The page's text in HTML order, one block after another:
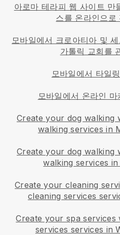
아로마 테라피 웹 사이트 만
스를 온라인으로
모바일에서 크로아티아 및
가톨릭 교회를
모바일에서 타일
모바일에서 온라인
Create your dog walking
walking services in
Create your dog walking
walking services
Create your cleaning
cleaning services
Create your spa services
services services in